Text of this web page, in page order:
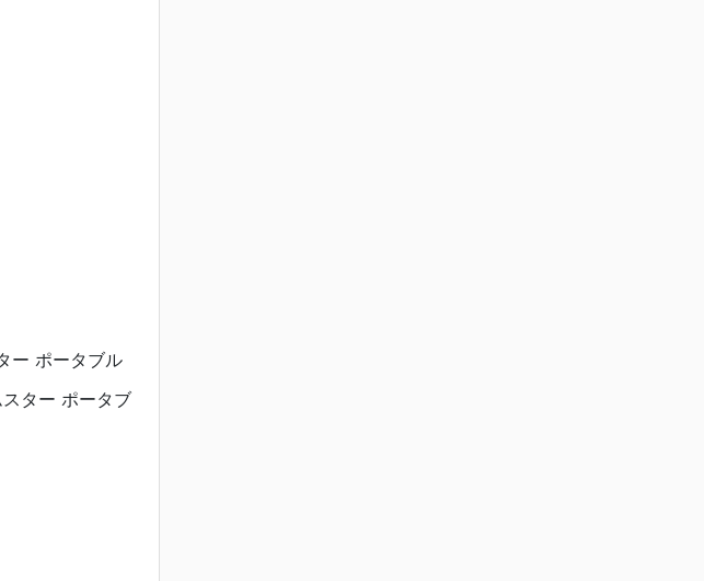
ー ポータブル
ター ポータブ